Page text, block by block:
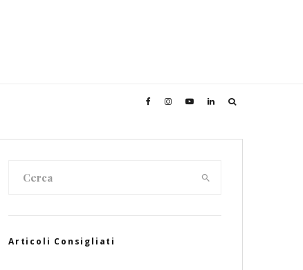
Articoli Consigliati